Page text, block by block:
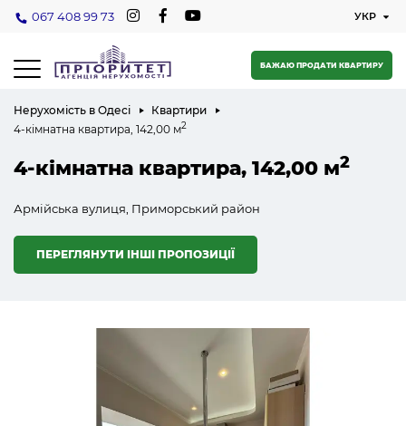
067 408 99 73
БАЖАЮ ПРОДАТИ КВАРТИРУ
Нерухомість в Одесі
Квартири
4-кімнатна квартира, 142,00 м2
4-кімнатна квартира, 142,00 м2
Армійська вулиця, Приморський район
ПЕРЕГЛЯНУТИ ІНШІ ПРОПОЗИЦІЇ